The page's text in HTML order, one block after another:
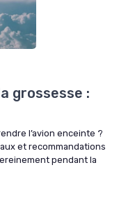
grossesse :
l’avion enceinte ?
et recommandations
pendant la